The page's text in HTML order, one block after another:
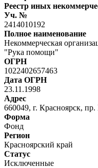
Реестр иных
Уч. №
2414010192
Полное наименование
Некоммерческая
"Рука помощи"
ОГРН
1022402657463
Дата ОГРН
23.11.1998
Адрес
660049, г. Красноярск,
Форма
Фонд
Регион
Красноярский край
Статус
Исключенные